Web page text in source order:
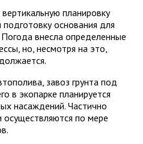
планировку
подготовку основания для
внесла определенные
но, несмотря на это,
завоз грунта под
в экопарке планируется
насаждений. Частично
осуществляются по мере